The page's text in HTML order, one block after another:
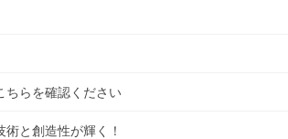
ちらを確認ください
と創造性が輝く！